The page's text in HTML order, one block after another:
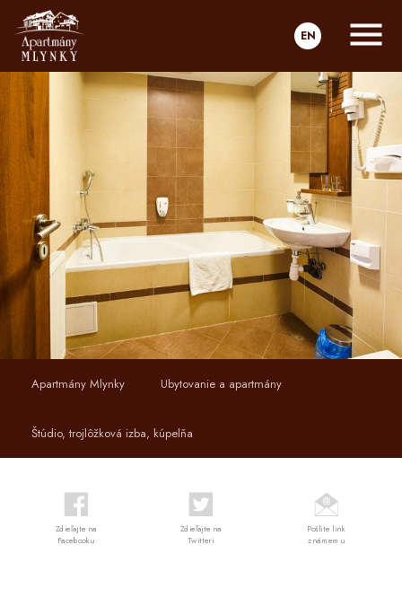
EN
Apartmány Mlynky Ubytovanie a apartmány
Štúdio, trojlôžková izba, kúpelňa
Zdieľajte na
Facebooku
Zdieľajte na
Twitteri
Pošlite link
známemu